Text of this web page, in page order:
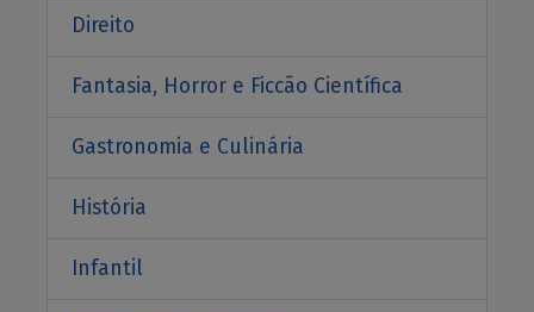
Direito
Fantasia, Horror e Ficcão Científica
Gastronomia e Culinária
História
Infantil